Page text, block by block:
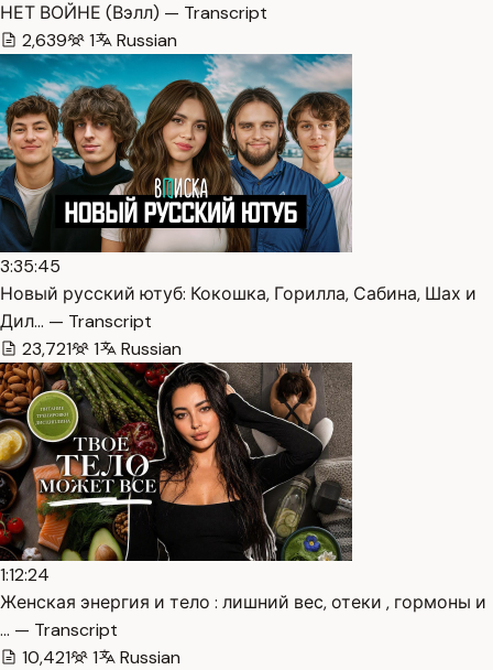
НЕТ ВОЙНЕ (Вэлл) — Transcript
2,639
1 Russian
3:35:45
Новый русский ютуб: Кокошка, Горилла, Сабина, Шах и
Дил… — Transcript
23,721
1 Russian
1:12:24
Женская энергия и тело : лишний вес, отеки , гормоны и
… — Transcript
10,421
1 Russian